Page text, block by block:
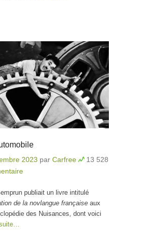
2023 par Carfree
13 528
publiait un livre intitulé
de la novlangue française aux
des Nuisances, dont voici